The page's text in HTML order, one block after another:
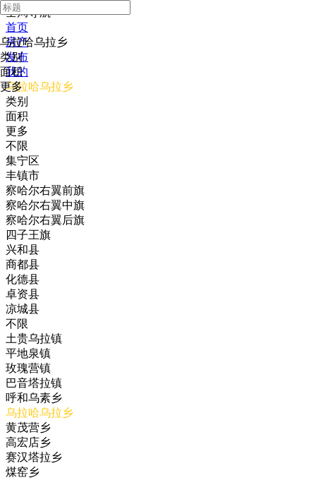
全局导航
首页
房产
发布
我的
乌拉哈乌拉乡
类别
面积
更多
乌拉哈乌拉乡
类别
面积
更多
不限
集宁区
丰镇市
察哈尔右翼前旗
察哈尔右翼中旗
察哈尔右翼后旗
四子王旗
兴和县
商都县
化德县
卓资县
凉城县
不限
土贵乌拉镇
平地泉镇
玫瑰营镇
巴音塔拉镇
呼和乌素乡
乌拉哈乌拉乡
黄茂营乡
高宏店乡
赛汉塔拉乡
煤窑乡